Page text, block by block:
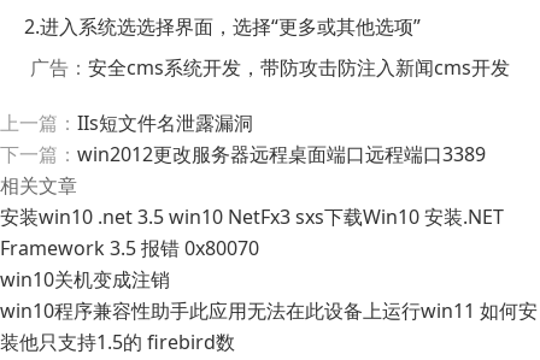
2.进入系统选选择界面，选择“更多或其他选项”
广告： 安全cms系统开发，带防攻击防注入新闻cms开发
上一篇： IIs短文件名泄露漏洞
下一篇： win2012更改服务器远程桌面端口远程端口3389
相关文章
安装win10 .net 3.5 win10 NetFx3 sxs下载Win10 安装.NET
Framework 3.5 报错 0x80070
win10关机变成注销
win10程序兼容性助手此应用无法在此设备上运行win11 如何安
装他只支持1.5的 firebird数